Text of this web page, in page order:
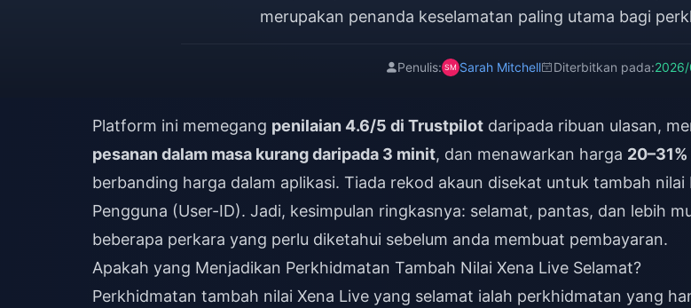
merupakan penanda keselamatan paling utama bagi
Penulis: Sarah Mitchell Diterbitkan pada:
Platform ini memegang penilaian 4.6/5 di Trustpilot daripada ribuan ulasan,
pesanan dalam masa kurang daripada 3 minit, dan menawarkan harga
berbanding harga dalam aplikasi. Tiada rekod akaun disekat untuk tambah nilai
Pengguna (User-ID). Jadi, kesimpulan ringkasnya: selamat, pantas, dan lebih
beberapa perkara yang perlu diketahui sebelum anda membuat pembayaran.
Apakah yang Menjadikan Perkhidmatan Tambah Nilai Xena Live Selamat?
Perkhidmatan tambah nilai Xena Live yang selamat ialah perkhidmatan yang